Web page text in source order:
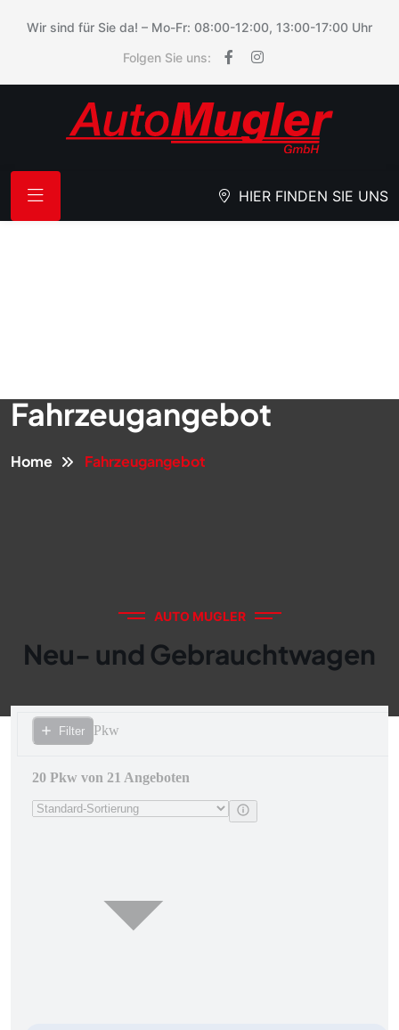
Wir sind für Sie da! – Mo-Fr: 08:00-12:00, 13:00-17:00 Uhr
Folgen Sie uns:
HIER FINDEN SIE UNS
Fahrzeugangebot
Home Fahrzeugangebot
AUTO MUGLER
Neu- und Gebrauchtwagen